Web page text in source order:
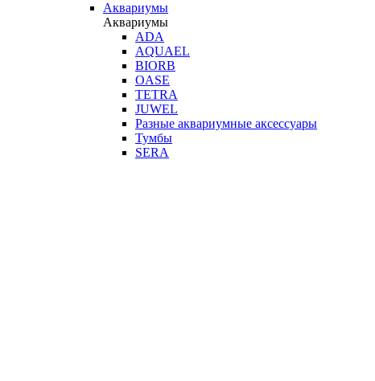
Аквариумы
Аквариумы
ADA
AQUAEL
BIORB
OASE
TETRA
JUWEL
Разные аквариумные аксессуары
Тумбы
SERA